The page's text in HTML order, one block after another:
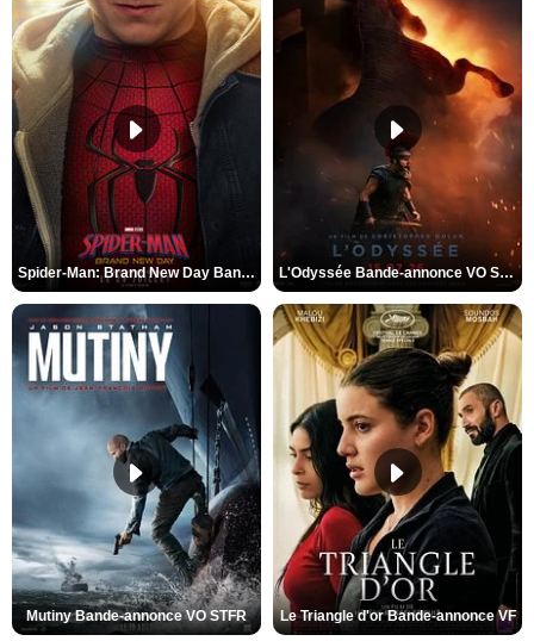
Spider-Man: Brand New Day Bande-annonce VO STFR L'Odyssée Bande-annonce VO STFR
Mutiny Bande-annonce VO STFR Le Triangle d'or Bande-annonce VF